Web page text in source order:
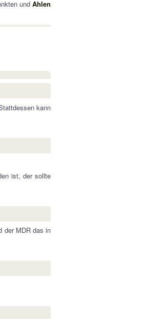
undAhlen
kann
ist, der sollte
der MDR das in